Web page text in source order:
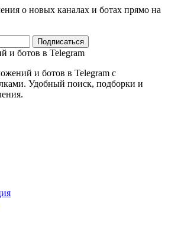
о новых каналах и ботаx прямо на
Подписаться
и ботов в Telegram
и ботов в Telegram с
Удобный поиск, подборки и